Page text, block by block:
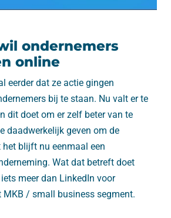
ondernemers
online
eerder dat ze actie gingen
bij te staan. Nu valt er te
dit doet om er zelf beter van te
daadwerkelijk geven om de
blijft nu eenmaal een
Wat dat betreft doet
meer dan LinkedIn voor
MKB / small business segment.